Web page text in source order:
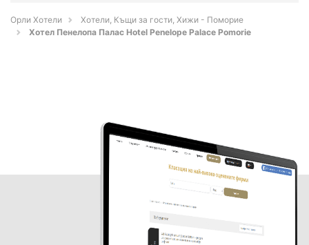
Орли Хотели
Хотели, Къщи за гости, Хижи - Поморие
Хотел Пенелопа Палас Hotel Penelope Palace Pomorie